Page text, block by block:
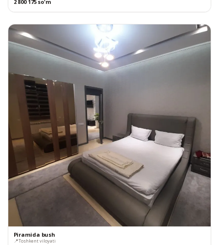
2 800 175 so'm
Piramida bush
📍Toshkent viloyati